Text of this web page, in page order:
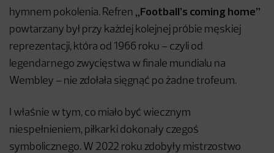
hymnem pokolenia. Refren
„Football’s coming home”
powtarzany był przy każdej kolejnej próbie męskiej
reprezentacji, która od 1966 roku – czyli od
legendarnego zwycięstwa w finale mundialu na
Wembley – nie zdołała sięgnąć po żadne trofeum.
I właśnie w tym, co miało być wiecznym
niespełnieniem, piłkarki dokonały czegoś
symbolicznego. W 2022 roku zdobyły mistrzostwo